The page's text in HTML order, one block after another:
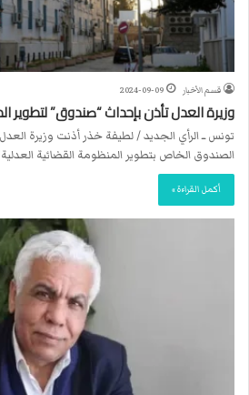
قسم الأخبار 2024-09-09
وزيرة العدل تأذن بإحداث “صندوق” لتطوير
تونس ــ الرأي الجديد / لطيفة خذر أذنت وزيرة
الصندوق الخاص بتطوير المنظومة القضائية
أكمل القراءة »